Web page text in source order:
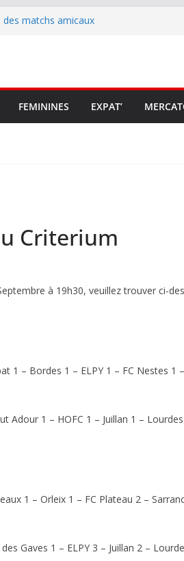
matchs amicaux
FEMININES EXPAT’
Criterium
à 19h30, veuillez trouver ci-
1 – Bordes 1 – ELPY 1 – FC Nestes 1
Adour 1 – HOFC 1 – Juillan 1 –
1 – Orleix 1 – FC Plateau 2 –
Gaves 1 – ELPY 3 – Juillan 2 –